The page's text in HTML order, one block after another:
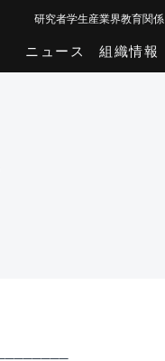
ニュース 組織情報
研究者学生産業界教育関係